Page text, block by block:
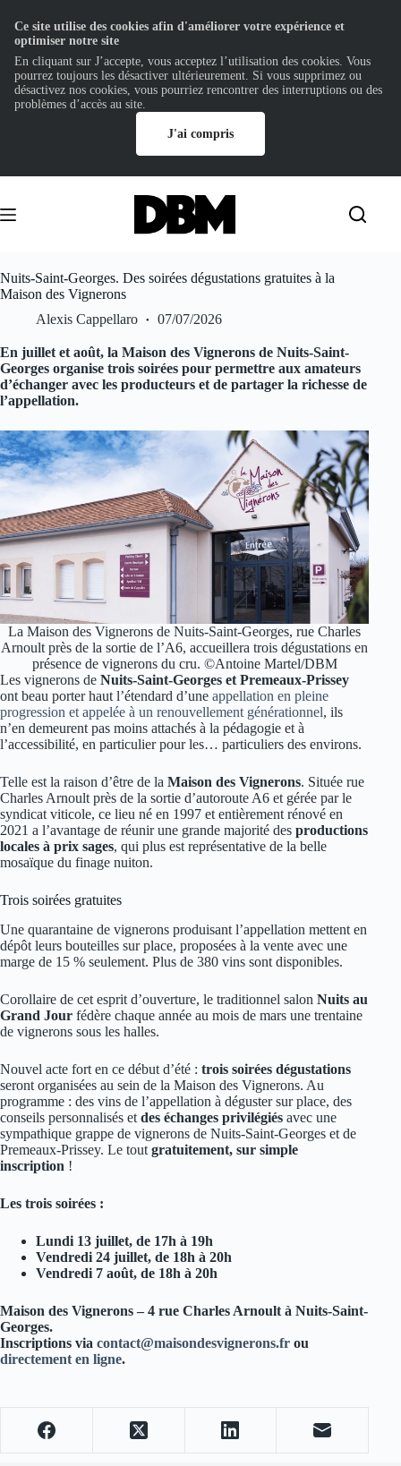
contenu
Nuits-Saint-Georges. Des soirées dégustations gratuites à la
Maison des Vignerons
Alexis Cappellaro
07/07/2026
En juillet et août, la Maison des Vignerons de Nuits-Saint-
Georges organise trois soirées pour permettre aux amateurs
d’échanger avec les producteurs et de partager la richesse de
l’appellation.
La Maison des Vignerons de Nuits-Saint-Georges, rue Charles
Arnoult près de la sortie de l’A6, accueillera trois dégustations en
présence de vignerons du cru. ©Antoine Martel/DBM
Les vignerons de Nuits-Saint-Georges et Premeaux-Prissey
ont beau porter haut l’étendard d’une appellation en pleine
progression et appelée à un renouvellement générationnel, ils
n’en demeurent pas moins attachés à la pédagogie et à
l’accessibilité, en particulier pour les… particuliers des environs.
Telle est la raison d’être de la Maison des Vignerons. Située rue
Charles Arnoult près de la sortie d’autoroute A6 et gérée par le
syndicat viticole, ce lieu né en 1997 et entièrement rénové en
2021 a l’avantage de réunir une grande majorité des productions
locales à prix sages, qui plus est représentative de la belle
mosaïque du finage nuiton.
Trois soirées gratuites
Une quarantaine de vignerons produisant l’appellation mettent en
dépôt leurs bouteilles sur place, proposées à la vente avec une
marge de 15 % seulement. Plus de 380 vins sont disponibles.
Corollaire de cet esprit d’ouverture, le traditionnel salon Nuits au
Grand Jour fédère chaque année au mois de mars une trentaine
de vignerons sous les halles.
Nouvel acte fort en ce début d’été : trois soirées dégustations
seront organisées au sein de la Maison des Vignerons. Au
programme : des vins de l’appellation à déguster sur place, des
conseils personnalisés et des échanges privilégiés avec une
sympathique grappe de vignerons de Nuits-Saint-Georges et de
Premeaux-Prissey. Le tout gratuitement, sur simple
inscription !
Les trois soirées :
Lundi 13 juillet, de 17h à 19h
Vendredi 24 juillet, de 18h à 20h
Vendredi 7 août, de 18h à 20h
Maison des Vignerons – 4 rue Charles Arnoult à Nuits-Saint-
Georges.
Inscriptions via contact@maisondesvignerons.fr ou
directement en ligne.
Ce site utilise des cookies afin d'améliorer votre expérience et
optimiser notre site
En cliquant sur J’accepte, vous acceptez l’utilisation des cookies. Vous
pourrez toujours les désactiver ultérieurement. Si vous supprimez ou
désactivez nos cookies, vous pourriez rencontrer des interruptions ou des
problèmes d’accès au site.
J'ai compris